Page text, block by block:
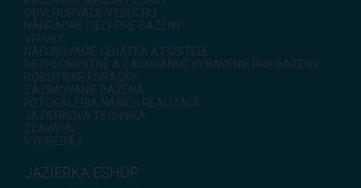
ODVLHČOVAČE VZDUCHU
NÁHRADNÉ DIELY PRE BAZÉNY
VÍRIVKY
NAFUKOVACIE LEHÁTKA A POSTELE
BEZPEČNOSTNÉ A ZÁCHRANNÉ VYBAVENIE PRE BAZÉNY
ROBOTICKÉ KOSAČKY
ZAZIMOVANIE BAZÉNA
FOTOGALÉRIA NAŠICH REALIZÁCIÍ
JAZIERKOVÁ TECHNIKA
ZĽAVA -%
VÝPREDAJ
JAZIERKA ESHOP